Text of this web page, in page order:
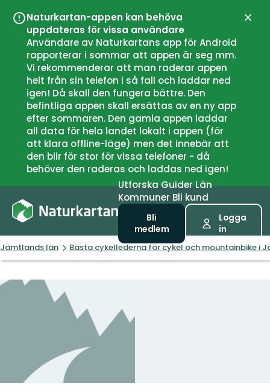
Naturkartan-appen kan behöva
uppdateras för vissa användare
Användare av Naturkartans app för Android
rapporterar i sommar att appen är seg mm.
Vi rekommenderar att man raderar appen
helt från sin telefon i så fall och laddar ned
igen! Då skall den fungera bättre. Den
befintliga appen skall ersättas av en ny app
efter sommaren. Den gamla appen laddar
all data för hela landet lokalt i appen (för
att klara offline-läge) men det innebär att
den blir för stor för vissa telefoner - då
behöver den raderas och laddas ned igen!
UtforskaGuiderLän
Kommuner Bli kund
Bli
medlem
Logga
in
Jämtlands län Bästa cykellederna för cykel och mountainbike i